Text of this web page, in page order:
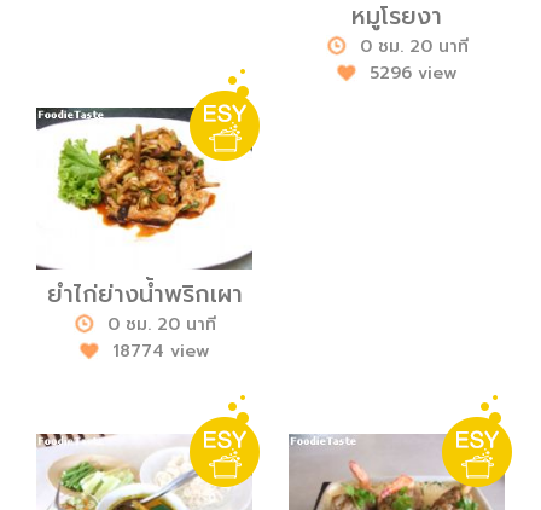
หมูโรยงา
0 ชม. 20 นาที
5296 view
ยำไก่ย่างน้ำพริกเผา
0 ชม. 20 นาที
18774 view